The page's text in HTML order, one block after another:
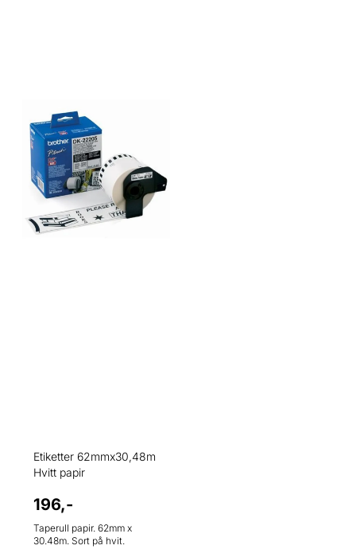
Etiketter 62mmx30,48m
Hvitt papir
196,-
Taperull papir. 62mm x